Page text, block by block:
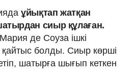
ұйықтап жатқан
сиыр құлаған.
де Соуза ішкі
болды. Сиыр көрші
шатырға шығып кеткен